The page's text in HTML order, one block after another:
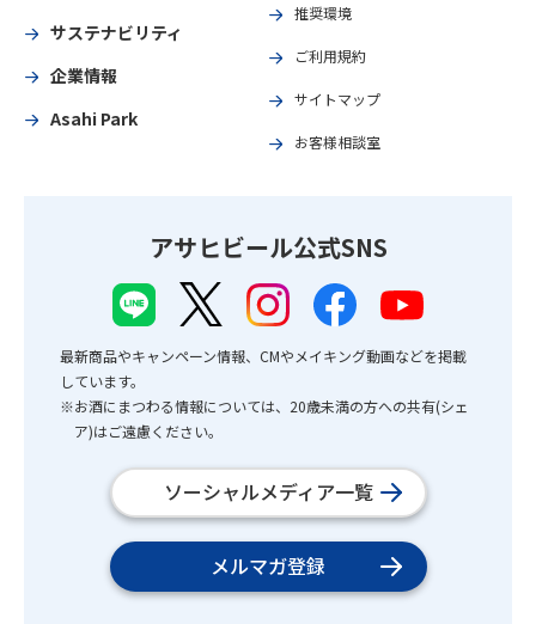
サステナビリティ
企業情報
Asahi Park
推奨環境
ご利用規約
サイトマップ
お客様相談室
アサヒビール公式SNS
最新商品やキャンペーン情報、CMやメイキング動画などを掲載
しています。
※お酒にまつわる情報については、20歳未満の方への共有(シェ
ア)はご遠慮ください。
ソーシャルメディア一覧
メルマガ登録